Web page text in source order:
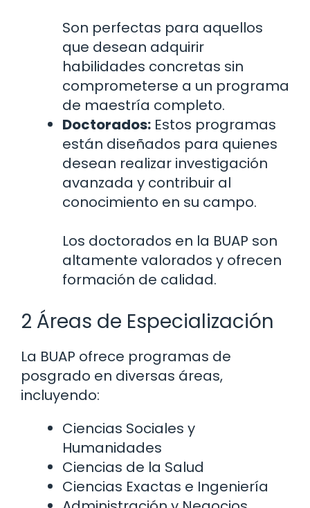
Son perfectas para aquellos
que desean adquirir
habilidades concretas sin
comprometerse a un programa
de maestría completo.
Doctorados: Estos programas
están diseñados para quienes
desean realizar investigación
avanzada y contribuir al
conocimiento en su campo.
Los doctorados en la BUAP son
altamente valorados y ofrecen
formación de calidad.
2 Áreas de Especialización
La BUAP ofrece programas de
posgrado en diversas áreas,
incluyendo:
Ciencias Sociales y
Humanidades
Ciencias de la Salud
Ciencias Exactas e Ingeniería